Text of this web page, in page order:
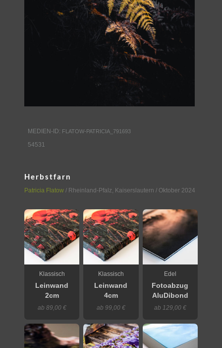
MEDIEN-ID: FLATOW-PATRICIA_791693
54531
Herbstfarn
Patricia Flatow / Rheinland-Pfalz, Kaiserslautern / Oktober 2024
Klassisch
Leinwand
2cm
ab 89,00 €
Klassisch
Leinwand
4cm
ab 99,00 €
Edel
Fotoabzug
AluDibond
ab 129,00 €